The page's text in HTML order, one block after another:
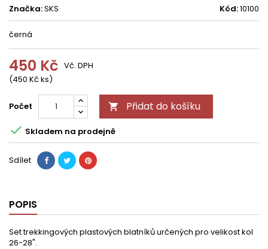
Značka:SKS Kód:10100
černá
450 Kč
(450 Kč ks)
Vč. DPH
Počet  Přidat do košíku
 Skladem na prodejně
Sdílet
POPIS
Set trekkingových plastových blatníků určených pro velikost kol
26-28".